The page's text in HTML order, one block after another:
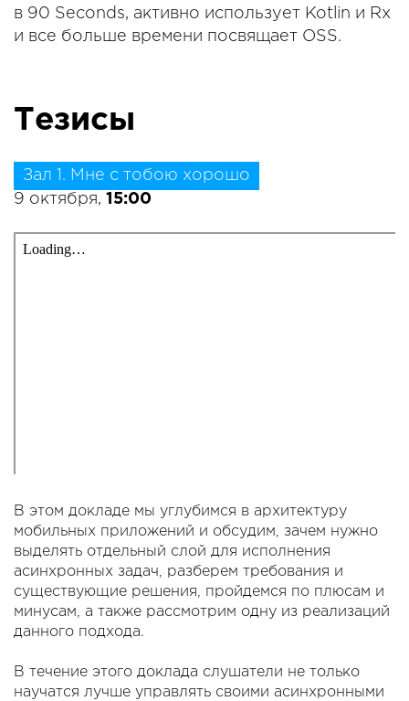
в 90 Seconds, активно использует Kotlin и Rx
и все больше времени посвящает OSS.
Тезисы
Зал 1. Мне с тобою хорошо
9 октября, 15:00
В этом докладе мы углубимся в архитектуру
мобильных приложений и обсудим, зачем нужно
выделять отдельный слой для исполнения
асинхронных задач, разберем требования и
существующие решения, пройдемся по плюсам и
минусам, а также рассмотрим одну из реализаций
данного подхода.
В течение этого доклада слушатели не только
научатся лучше управлять своими асинхронными